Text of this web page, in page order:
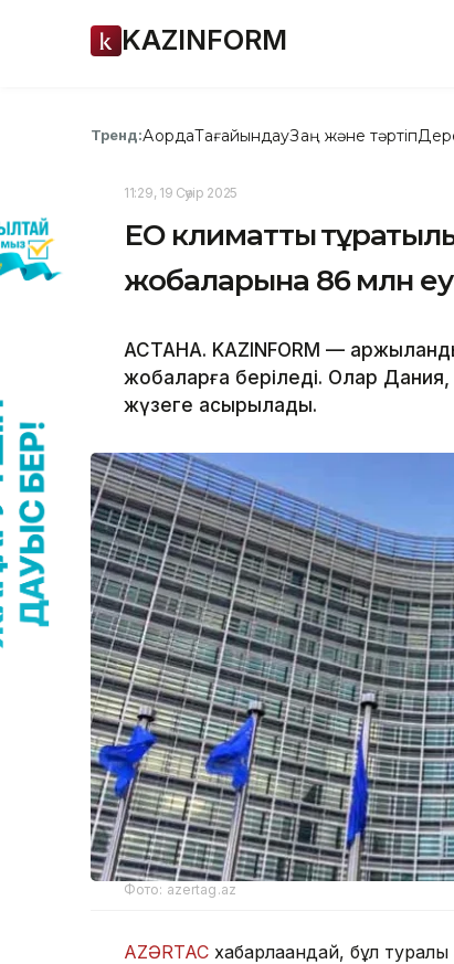
KAZINFORM
Тренд:АқордаТағайындауЗаң және тәртіп
11:29, 19 Сәуір 2025
ЕО климаттық
жобаларына 86 млн
АСТАНА. KAZINFORM —
жобаларға беріледі. Олар
жүзеге асырылады.
Фото: azertag.az
AZƏRTAC хабарлағандай, бұл